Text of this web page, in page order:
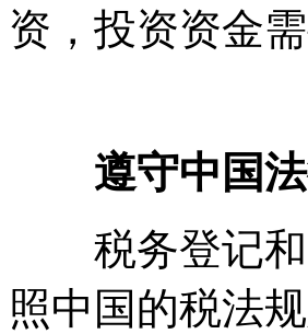
资，投资资金
遵守中国法
税务登记和
照中国的税法